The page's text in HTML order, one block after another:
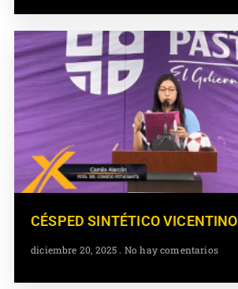
CÉSPED SINTÉTICO VICENTINO
diciembre 20, 2025 No hay comentarios